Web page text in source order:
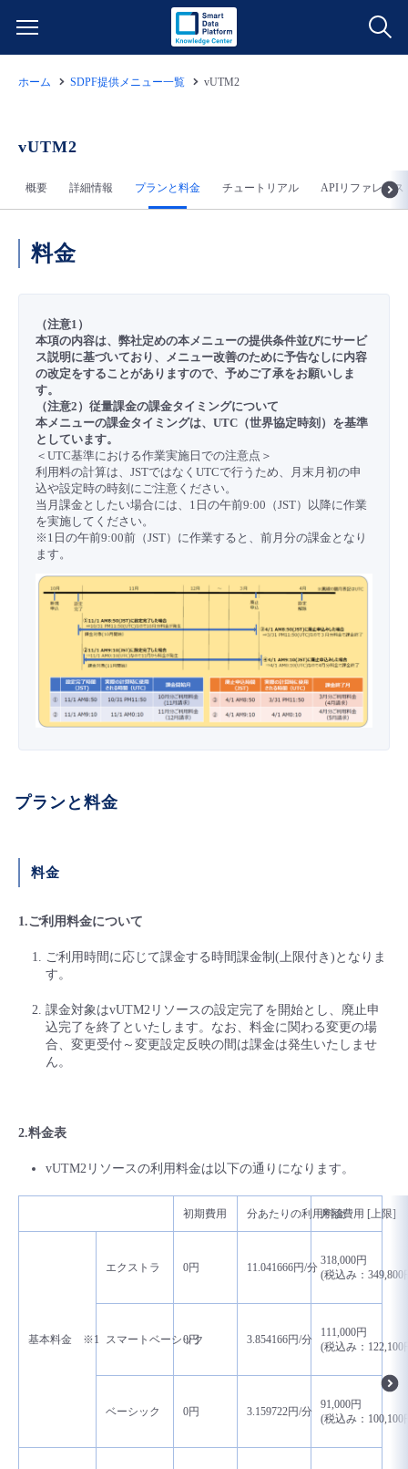
サービス一覧
データ利活用
クラウド/サーバー
ネットワーク
IoT
モニタリング/監査
サポート
管理機能
すべてのメニューを見る
よくある質問
データ利活用
クラウド/サーバー
ネットワーク
IoT
モニタリング/監査
サポート
管理機能
料金情報
料金シミュレーター
データ利活用
クラウド/サーバー
ネットワーク
IoT
モニタリング/監査
すべてのメニューを見る
ご利用開始ガイド
■ 管理機能
- 管理機能
■ セットアップガイド
- 新規お申し込み方法
- 初期設定・確認
- 登録情報の管理
- APIリファレンス
- クラウド / サーバー
- バックアップ
- セキュリティ・監査
- データと分析
- IoT
- マルチクラウド利用
- リモートワーク
- ITインフラストラクチャー
- その他
故障/メンテナンス情報
サービス稼働状況
故障/メンテナンス履歴
メンテナンス予定
パートナー
販売パートナー向けプログラム
協業パートナー
トレーニング/操作動画
脱炭素化
ホーム SDPF提供メニュー一覧 vUTM2
vUTM2
概要 詳細情報 プランと料金 チュートリアル APIリファレンス
料金
（注意1）
本項の内容は、弊社定めの本メニューの提供条件並びにサービ
ス説明に基づいており、メニュー改善のために予告なしに内容
の改定をすることがありますので、予めご了承をお願いしま
す。
（注意2）従量課金の課金タイミングについて
本メニューの課金タイミングは、UTC（世界協定時刻）を基準
としています。
＜UTC基準における作業実施日での注意点＞
利用料の計算は、JSTではなくUTCで行うため、月末月初の申
込や設定時の時刻にご注意ください。
当月課金としたい場合には、1日の午前9:00（JST）以降に作業
を実施してください。
※1日の午前9:00前（JST）に作業すると、前月分の課金となり
ます。
プランと料金
料金
1.ご利用料金について
ご利用時間に応じて課金する時間課金制(上限付き)となりま
す。
課金対象はvUTM2リソースの設定完了を開始とし、廃止申
込完了を終了といたします。なお、料金に関わる変更の場
合、変更受付～変更設定反映の間は課金は発生いたしませ
ん。
2.料金表
vUTM2リソースの利用料金は以下の通りになります。
初期費用 分あたりの利用料金月額費用 [上限]
基本料金 ※1
エクストラ 0円 11.041666円/分
318,000円
(税込み：349,800
スマートベーシック
0円 3.854166円/分
111,000円
(税込み：122,100
ベーシック 0円 3.159722円/分
91,000円
(税込み：100,100